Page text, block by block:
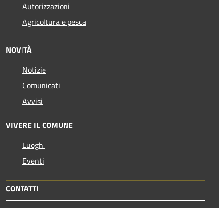
Autorizzazioni
Agricoltura e pesca
NOVITÀ
Notizie
Comunicati
Avvisi
VIVERE IL COMUNE
Luoghi
Eventi
CONTATTI